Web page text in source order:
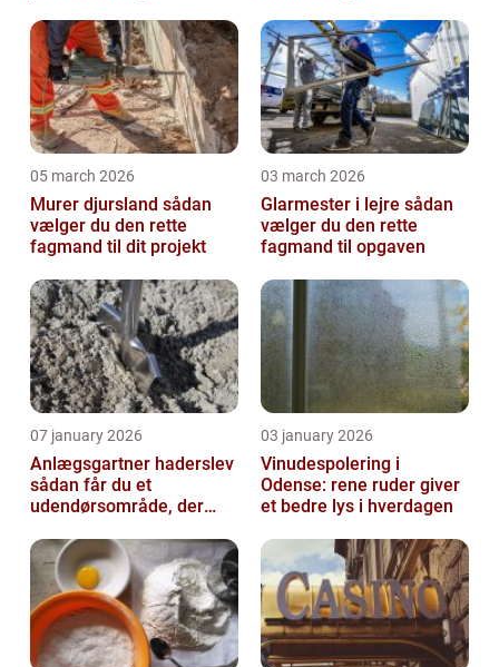
05 march 2026
Murer djursland sådan
vælger du den rette
fagmand til dit projekt
03 march 2026
Glarmester i lejre sådan
vælger du den rette
fagmand til opgaven
07 january 2026
Anlægsgartner haderslev
sådan får du et
udendørsområde, der
03 january 2026
Vinudespolering i
Odense: rene ruder giver
et bedre lys i hverdagen